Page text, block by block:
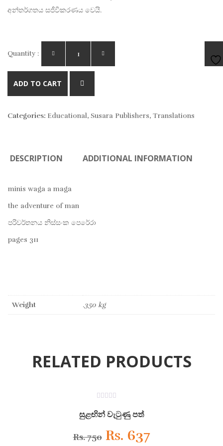
අන්තර්ගතය සජීවීකරණය වෙයි.
Quantity :
ADD TO CART
Categories: Educational, Susara Publishers, Translations
DESCRIPTION ADDITIONAL INFORMATION
minis waga a maga
the adventure of man
පරිවර්තනය නිස්සංක පෙරේරා
pages 311
Weight .350 kg
RELATED PRODUCTS
out
of
සුළඟින් වැටුණු පත්
Rs.750 Original
Rs. 637Current